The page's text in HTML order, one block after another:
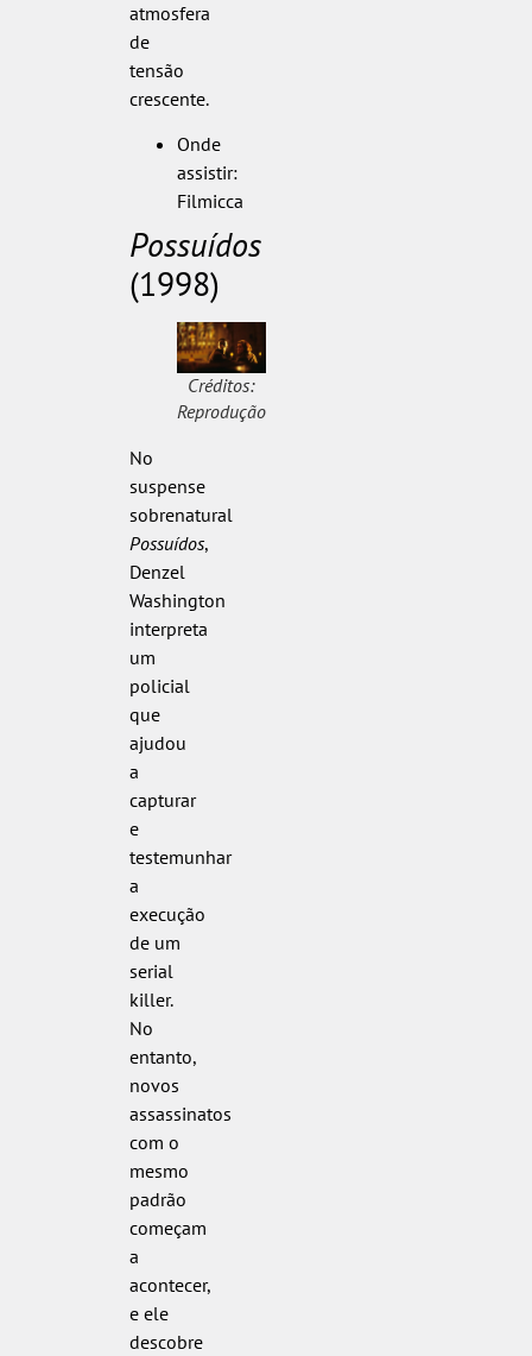
atmosfera
de
tensão
crescente.
Onde
assistir:
Filmicca
Possuídos
(1998)
Créditos:
Reprodução
No
suspense
sobrenatural
Possuídos,
Denzel
Washington
interpreta
um
policial
que
ajudou
a
capturar
e
testemunhar
a
execução
de um
serial
killer.
No
entanto,
novos
assassinatos
com o
mesmo
padrão
começam
a
acontecer,
e ele
descobre